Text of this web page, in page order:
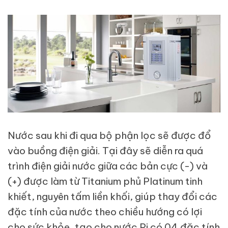
Nước sau khi đi qua bộ phận lọc sẽ được đổ
vào buồng điện giải. Tại đây sẽ diễn ra quá
trình điện giải nước giữa các bản cực (-) và
(+) được làm từ Titanium phủ Platinum tinh
khiết, nguyên tấm liền khối, giúp thay đổi các
đặc tính của nước theo chiều hướng có lợi